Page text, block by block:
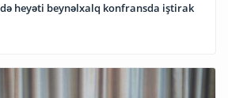
heyəti beynəlxalq konfransda iştirak